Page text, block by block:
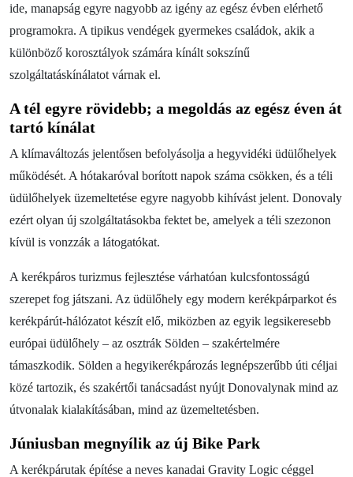
Blog
Kapcsolat
ide, manapság egyre nagyobb az igény az egész évben elérhető
programokra. A tipikus vendégek gyermekes családok, akik a
különböző korosztályok számára kínált sokszínű
szolgáltatáskínálatot várnak el.
A tél egyre rövidebb; a megoldás az egész éven át
tartó kínálat
A klímaváltozás jelentősen befolyásolja a hegyvidéki üdülőhelyek
működését. A hótakaróval borított napok száma csökken, és a téli
üdülőhelyek üzemeltetése egyre nagyobb kihívást jelent. Donovaly
ezért olyan új szolgáltatásokba fektet be, amelyek a téli szezonon
kívül is vonzzák a látogatókat.
A kerékpáros turizmus fejlesztése várhatóan kulcsfontosságú
szerepet fog játszani. Az üdülőhely egy modern kerékpárparkot és
kerékpárút-hálózatot készít elő, miközben az egyik legsikeresebb
európai üdülőhely – az osztrák Sölden – szakértelmére
támaszkodik. Sölden a hegyikerékpározás legnépszerűbb úti céljai
közé tartozik, és szakértői tanácsadást nyújt Donovalynak mind az
útvonalak kialakításában, mind az üzemeltetésben.
Júniusban megnyílik az új Bike Park
A kerékpárutak építése a neves kanadai Gravity Logic céggel